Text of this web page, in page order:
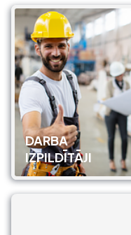
€15/
Atika /
BETONA
Buki,
pagasts,
4224,
€5/
DARBA
IZPILDĪTĀJI